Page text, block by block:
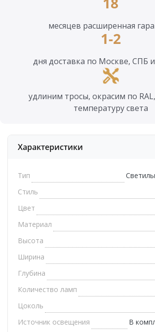
месяцев расширенная
1-2
дня доставка по Москве, СПБ
удлиним тросы, окрасим по
температуру света
Характеристики
Тип
Стиль
Цвет
Материал
Высота
Ширина
Глубина
Количество ламп
Цоколь
Источник освещения
В